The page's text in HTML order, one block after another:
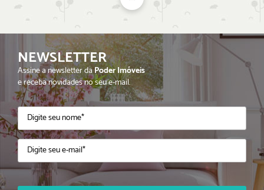
NEWSLETTER
Assine a newsletter daPoder Imóveis
e receba novidades no seu e-mail.